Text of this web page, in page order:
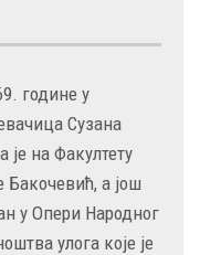
године у
Сузана
на Факултету
а још
у Опери Народног
улога које је